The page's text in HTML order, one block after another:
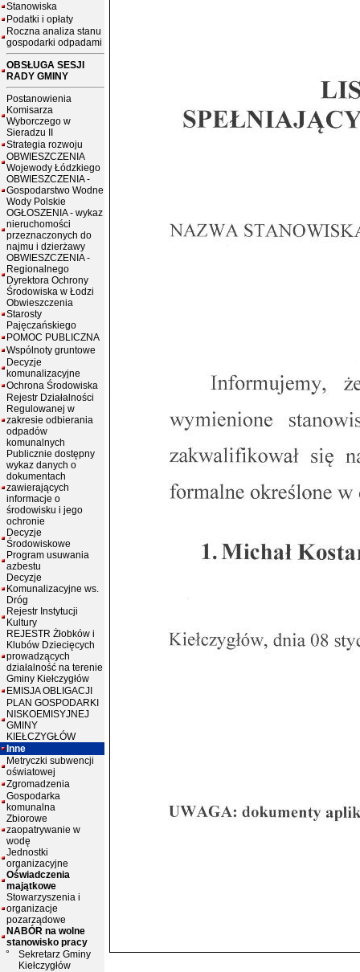
Stanowiska
Podatki i opłaty
Roczna analiza stanu
gospodarki odpadami
OBSŁUGA SESJI
RADY GMINY
Postanowienia
Komisarza
Wyborczego w
Sieradzu II
Strategia rozwoju
OBWIESZCZENIA
Wojewody Łódzkiego
OBWIESZCZENIA -
Gospodarstwo Wodne
Wody Polskie
OGŁOSZENIA - wykaz
nieruchomości
przeznaczonych do
najmu i dzierżawy
OBWIESZCZENIA -
Regionalnego
Dyrektora Ochrony
Środowiska w Łodzi
Obwieszczenia
Starosty
Pajęczańskiego
POMOC PUBLICZNA
Wspólnoty gruntowe
Decyzje
komunalizacyjne
Ochrona Środowiska
Rejestr Działalności
Regulowanej w
zakresie odbierania
odpadów
komunalnych
Publicznie dostępny
wykaz danych o
dokumentach
zawierających
informacje o
środowisku i jego
ochronie
Decyzje
Środowiskowe
Program usuwania
azbestu
Decyzje
Komunalizacyjne ws.
Dróg
Rejestr Instytucji
Kultury
REJESTR Żłobków i
Klubów Dziecięcych
prowadzących
działalność na terenie
Gminy Kiełczygłów
EMISJA OBLIGACJI
PLAN GOSPODARKI
NISKOEMISYJNEJ
GMINY
KIEŁCZYGŁÓW
Inne
Metryczki subwencji
oświatowej
Zgromadzenia
Gospodarka
komunalna
Zbiorowe
zaopatrywanie w
wodę
Jednostki
organizacyjne
Oświadczenia
majątkowe
Stowarzyszenia i
organizacje
pozarządowe
NABÓR na wolne
stanowisko pracy
°
Sekretarz Gminy
Kiełczygłów